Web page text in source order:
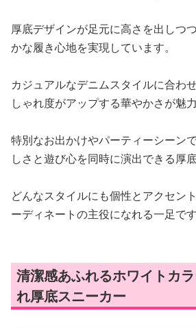
厚底デザインが足元に高さを出しつ
かな履き心地を実現しています。
カジュアルなデニムスタイルに合わ
しゃれ度がアップする華やかさが魅力
特別なお出かけやパーティーシーン
しさと遊び心を同時に演出できる厚
どんなスタイルにも個性とアクセン
ーディネートの主役になれる一足です
清潔感あふれるホワイトカ
れ厚底スニーカー